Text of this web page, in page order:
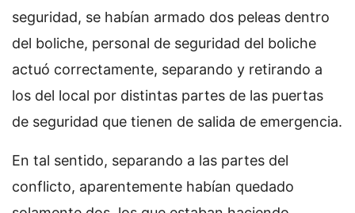
seguridad, se habían armado dos peleas dentro
del boliche, personal de seguridad del boliche
actuó correctamente, separando y retirando a
los del local por distintas partes de las puertas
de seguridad que tienen de salida de emergencia.
En tal sentido, separando a las partes del
conflicto, aparentemente habían quedado